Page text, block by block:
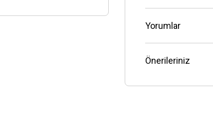
Yorumlar
Önerileriniz